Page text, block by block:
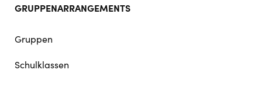
GRUPPENARRANGEMENTS
Gruppen
Schulklassen